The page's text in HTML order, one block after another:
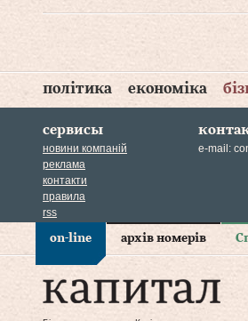
політика економіка
сервисы
новини компаній
реклама
контакти
правила
rss
e-mail:
on-line архів номерів